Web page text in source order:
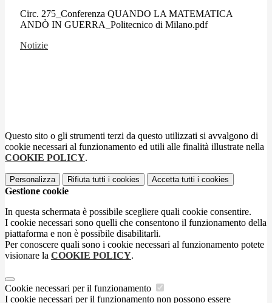
Circ. 275_Conferenza QUANDO LA MATEMATICA
ANDÒ IN GUERRA_Politecnico di Milano.pdf
Notizie
Questo sito o gli strumenti terzi da questo utilizzati si avvalgono di
cookie necessari al funzionamento ed utili alle finalità illustrate nella
COOKIE POLICY.
Personalizza Rifiuta tutti i cookies Accetta tutti i cookies
Gestione cookie
In questa schermata è possibile scegliere quali cookie consentire.
I cookie necessari sono quelli che consentono il funzionamento della
piattaforma e non è possibile disabilitarli.
Per conoscere quali sono i cookie necessari al funzionamento potete
visionare la COOKIE POLICY.
Cookie necessari per il funzionamento
I cookie necessari per il funzionamento non possono essere